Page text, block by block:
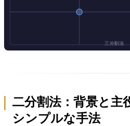
二分割法：背景と主
シンプルな手法